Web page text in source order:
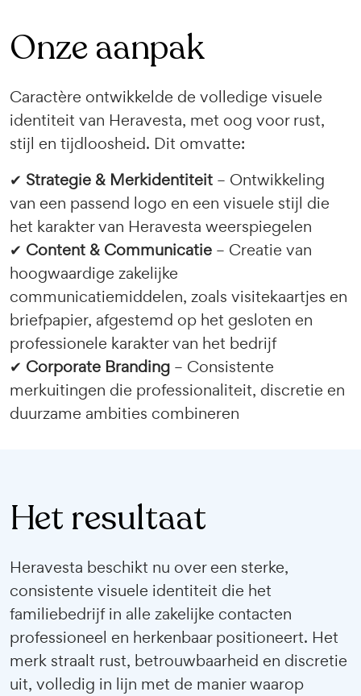
Onze aanpak
Caractère ontwikkelde de volledige visuele
identiteit van Heravesta, met oog voor rust,
stijl en tijdloosheid. Dit omvatte:
✔ Strategie & Merkidentiteit – Ontwikkeling
van een passend logo en een visuele stijl die
het karakter van Heravesta weerspiegelen
✔ Content & Communicatie – Creatie van
hoogwaardige zakelijke
communicatiemiddelen, zoals visitekaartjes en
briefpapier, afgestemd op het gesloten en
professionele karakter van het bedrijf
✔ Corporate Branding – Consistente
merkuitingen die professionaliteit, discretie en
duurzame ambities combineren
Het resultaat
Heravesta beschikt nu over een sterke,
consistente visuele identiteit die het
familiebedrijf in alle zakelijke contacten
professioneel en herkenbaar positioneert. Het
merk straalt rust, betrouwbaarheid en discretie
uit, volledig in lijn met de manier waarop